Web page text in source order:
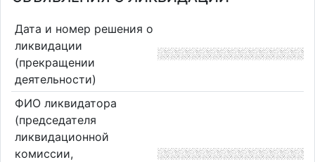
Дата и номер решения о
ликвидации
(прекращении
деятельности)
ФИО ликвидатора
(председателя
ликвидационной
комиссии,